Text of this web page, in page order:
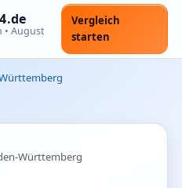
• August
Vergleich
starten
Württemberg